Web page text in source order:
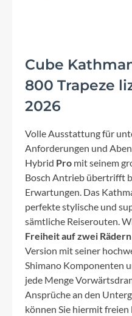
Cube
800 Trapeze
2026
Volle Ausstattung für
Anforderungen und
Hybrid Pro mit seinem
Bosch Antrieb übertrifft
Erwartungen. Das
perfekte stylische und
sämtliche Reiserouten.
Freiheit auf zwei Rädern
Version mit seiner
Shimano Komponenten
jede Menge
Ansprüche an den
können Sie hiermit freien